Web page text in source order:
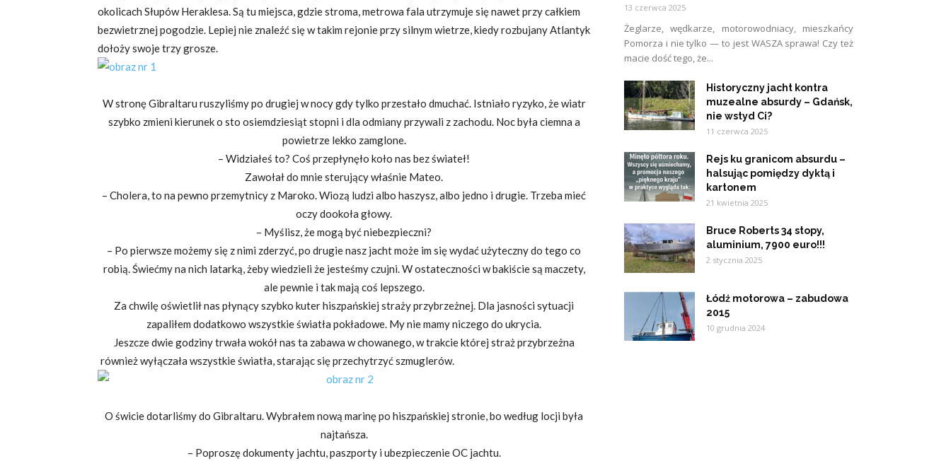
okolicach Słupów Heraklesa. Są tu miejsca, gdzie stroma, metrowa fala utrzymuje się nawet przy całkiem
bezwietrznej pogodzie. Lepiej nie znaleźć się w takim rejonie przy silnym wietrze, kiedy rozbujany Atlantyk
dołoży swoje trzy grosze.
W stronę Gibraltaru ruszyliśmy po drugiej w nocy gdy tylko przestało dmuchać. Istniało ryzyko, że wiatr
szybko zmieni kierunek o sto osiemdziesiąt stopni i dla odmiany przywali z zachodu. Noc była ciemna a
powietrze lekko zamglone.
– Widziałeś to? Coś przepłynęło koło nas bez świateł!
Zawołał do mnie sterujący właśnie Mateo.
– Cholera, to na pewno przemytnicy z Maroko. Wiozą ludzi albo haszysz, albo jedno i drugie. Trzeba mieć
oczy dookoła głowy.
– Myślisz, że mogą być niebezpieczni?
– Po pierwsze możemy się z nimi zderzyć, po drugie nasz jacht może im się wydać użyteczny do tego co
robią. Świećmy na nich latarką, żeby wiedzieli że jesteśmy czujni. W ostateczności w bakiście są maczety,
ale pewnie i tak mają coś lepszego.
Za chwilę oświetlił nas płynący szybko kuter hiszpańskiej straży przybrzeżnej. Dla jasności sytuacji
zapaliłem dodatkowo wszystkie światła pokładowe. My nie mamy niczego do ukrycia.
Jeszcze dwie godziny trwała wokół nas ta zabawa w chowanego, w trakcie której straż przybrzeżna
również wyłączała wszystkie światła, starając się przechytrzyć szmuglerów.
O świcie dotarliśmy do Gibraltaru. Wybrałem nową marinę po hiszpańskiej stronie, bo według locji była
najtańsza.
– Poproszę dokumenty jachtu, paszporty i ubezpieczenie OC jachtu.
13 czerwca 2025
Żeglarze, wędkarze, motorowodniacy, mieszkańcy
Pomorza i nie tylko — to jest WASZA sprawa! Czy też
macie dość tego, że...
Historyczny jacht kontra
muzealne absurdy – Gdańsk,
nie wstyd Ci?
11 czerwca 2025
Rejs ku granicom absurdu –
halsując pomiędzy dyktą i
kartonem
21 kwietnia 2025
Bruce Roberts 34 stopy,
aluminium, 7900 euro!!!
2 stycznia 2025
Łódź motorowa – zabudowa
2015
10 grudnia 2024